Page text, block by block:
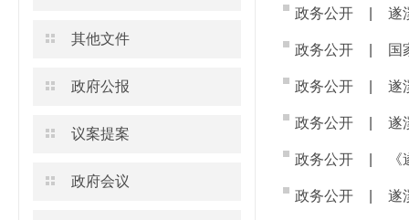
其他文件
政府公报
议案提案
政府会议
政务公开 遂
政务公开 国
政务公开 遂
政务公开 遂
政务公开
政务公开 遂